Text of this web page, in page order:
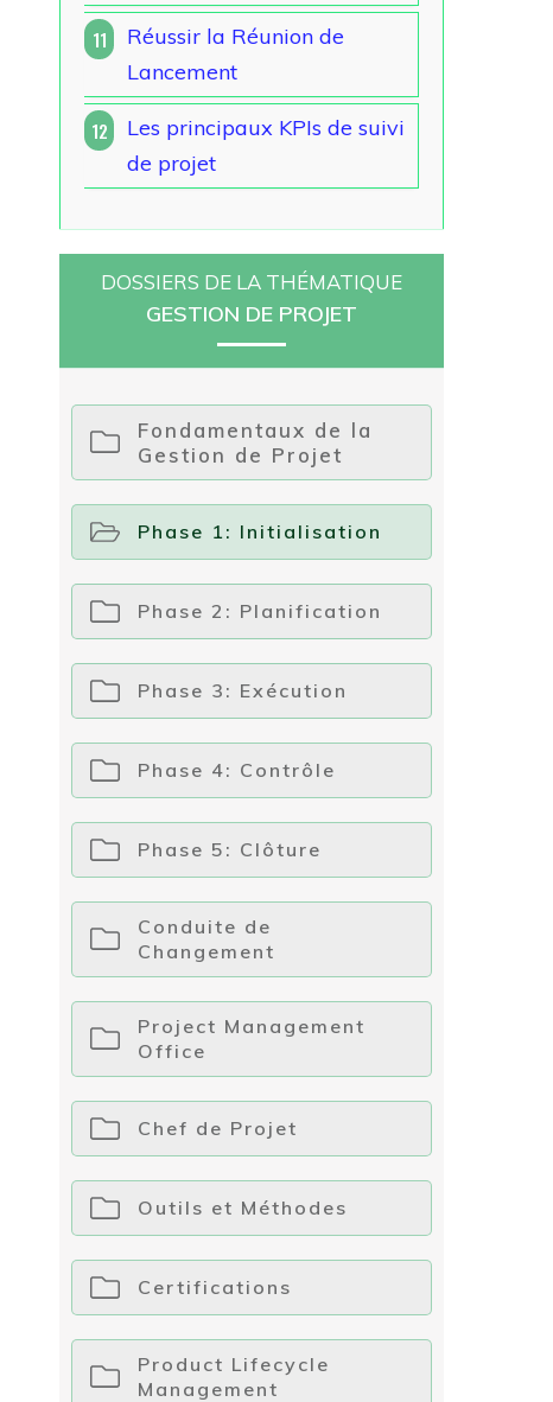
11
Réussir la Réunion de
Lancement
12
Les principaux KPIs de suivi
de projet
DOSSIERS DE LA THÉMATIQUE
GESTION DE PROJET
Fondamentaux de la
Gestion de Projet
Phase 1: Initialisation
Phase 2: Planification
Phase 3: Exécution
Phase 4: Contrôle
Phase 5: Clôture
Conduite de
Changement
Project Management
Office
Chef de Projet
Outils et Méthodes
Certifications
Product Lifecycle
Management